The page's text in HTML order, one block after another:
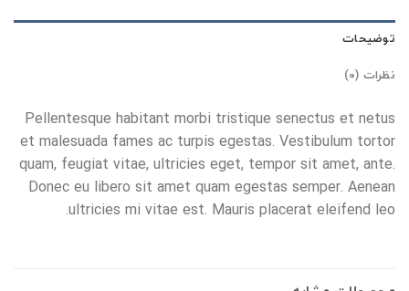
توضیحات
نظرات (0)
Pellentesque habitant morbi tristique senectus et netus
et malesuada fames ac turpis egestas. Vestibulum tortor
quam, feugiat vitae, ultricies eget, tempor sit amet, ante.
Donec eu libero sit amet quam egestas semper. Aenean
ultricies mi vitae est. Mauris placerat eleifend leo.